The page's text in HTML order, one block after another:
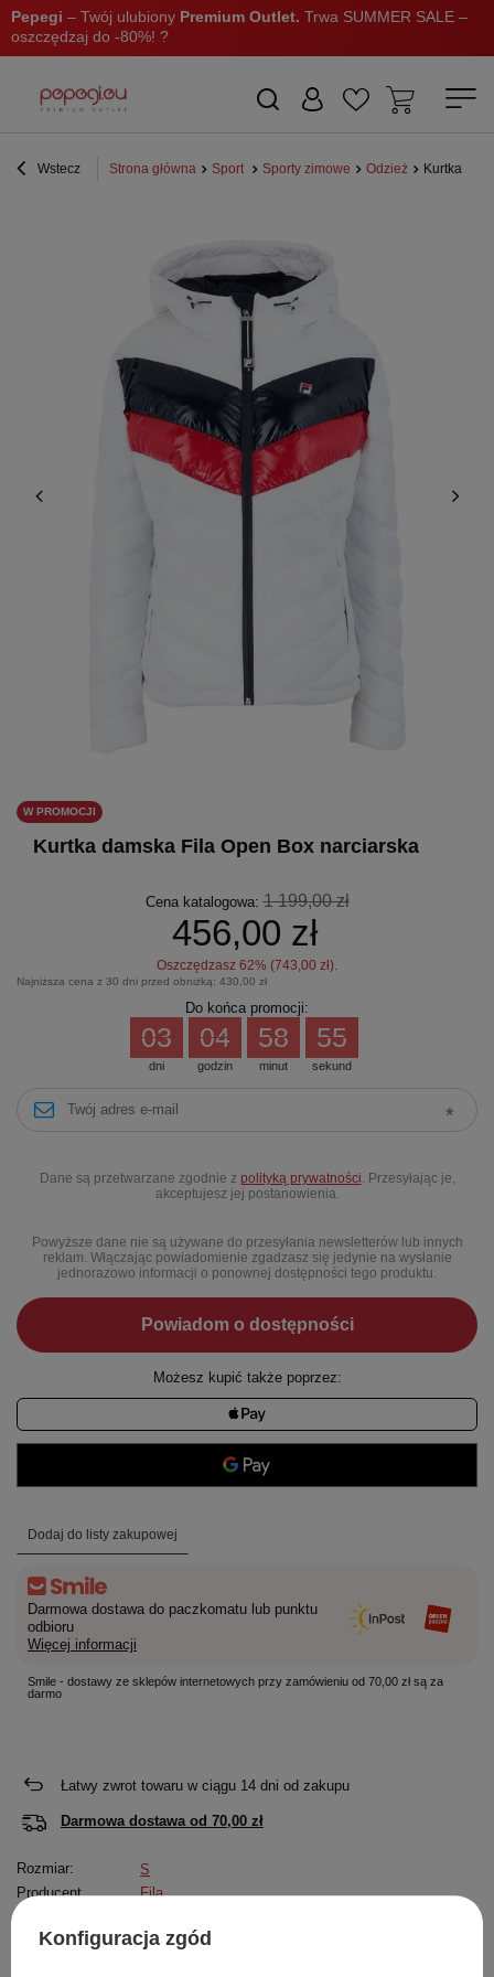
Pepegi – Twój ulubiony Premium Outlet. Trwa SUMMER SALE –
oszczędzaj do -80%! ?
Wstecz Strona główna Sport Sporty zimowe Odzież Kurtka
W PROMOCJI
Kurtka damska Fila Open Box narciarska
Cena katalogowa:1 199,00 zł
456,00 zł
Oszczędzasz 62% (743,00 zł).
Najniższa cena z 30 dni przed obniżką: 430,00 zł
Do końca promocji:
dni
03
godzin
04
minut
58
sekund
55
Dane są przetwarzane zgodnie z polityką prywatności . Przesyłając je,
akceptujesz jej postanowienia.
Powyższe dane nie są używane do przesyłania newsletterów lub innych
reklam. Włączając powiadomienie zgadzasz się jedynie na wysłanie
jednorazowo informacji o ponownej dostępności tego produktu.
Powiadom o dostępności
Możesz kupić także poprzez:
Dodaj do listy zakupowej
Darmowa dostawa do paczkomatu lub punktu
odbioru
Więcej informacji
Smile - dostawy ze sklepów internetowych przy zamówieniu od 70,00 zł są za
darmo
Łatwy zwrot towaru w ciągu 14 dni od zakupu
Darmowa dostawa od 70,00 zł
Rozmiar:
S
Producent
Fila
Konfiguracja zgód